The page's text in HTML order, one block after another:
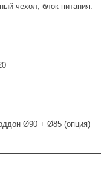
чехол, блок питания.
Ø90 + Ø85 (опция)